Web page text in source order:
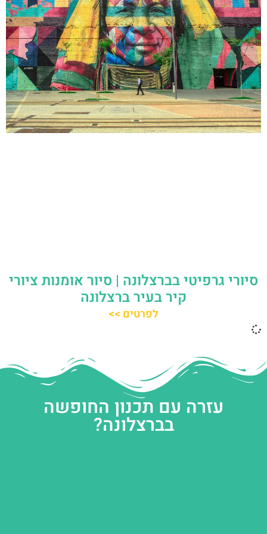
סיורי גרפיטי בברצלונה | סיור אומנות ציורי
קיר בעיר ברצלונה
לפרטים >>
עזרה עם תכנון החופשה
בברצלונה?